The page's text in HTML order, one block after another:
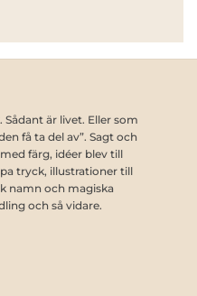
är livet. Eller som
få ta del av”. Sagt och
färg, idéer blev till
tryck, illustrationer till
namn och magiska
och så vidare.